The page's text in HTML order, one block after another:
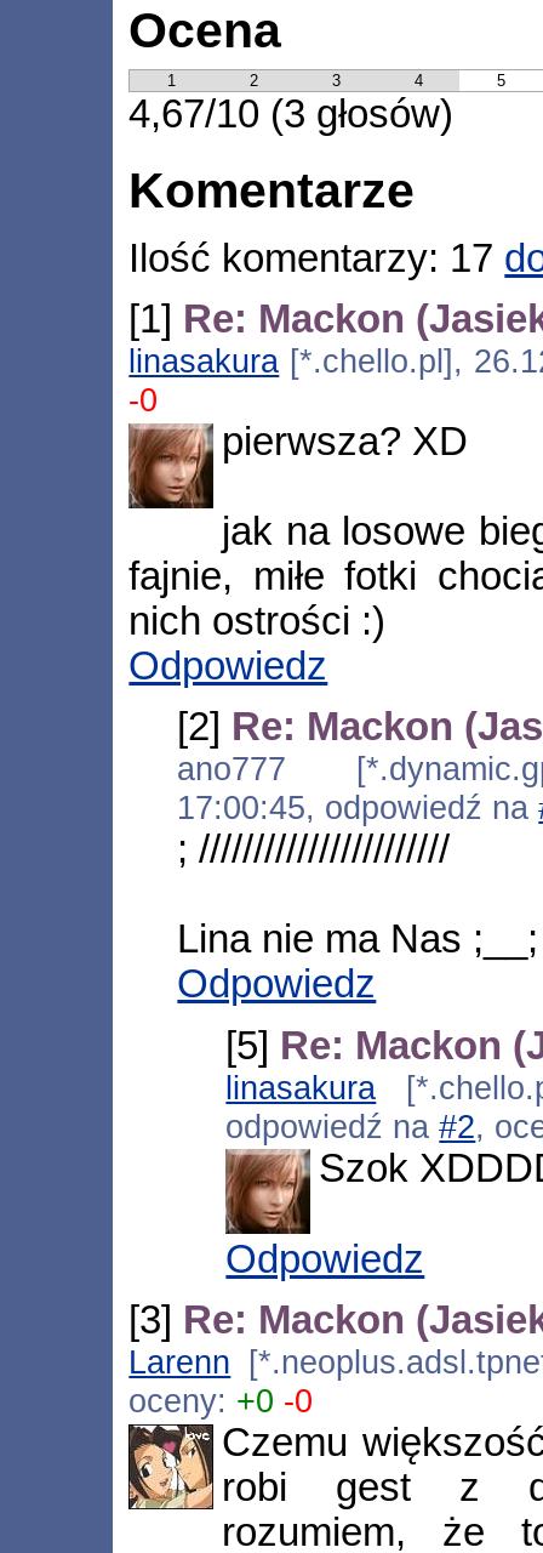
Ocena
1 2 3 4 5
4,67/10 (3 głosów)
Komentarze
Ilość komentarzy: 17
[1] Re: Mackon
linasakura [*.chello.pl],
-0
pierwsza? XD
jak na losowe
fajnie, miłe fotki
nich ostrości :)
Odpowiedz
[2] Re: Mackon
ano777
17:00:45, odpowiedź na
; ///////////////////////
Lina nie ma Nas ;__;
Odpowiedz
[5] Re: Mackon
linasakura
odpowiedź na#2,
Szok
Odpowiedz
[3] Re: Mackon
Larenn
oceny: +0 -0
Czemu
robi gest z
rozumiem, że